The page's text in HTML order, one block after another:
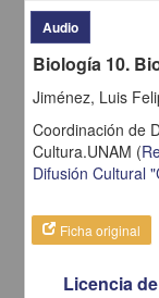
Carnaval de los
2023-08-23
Audio
Biología 10.
Jiménez, Luis
Coordinación de
Cultura.UNAM (
Difusión Cultural
Ficha original
Licencia